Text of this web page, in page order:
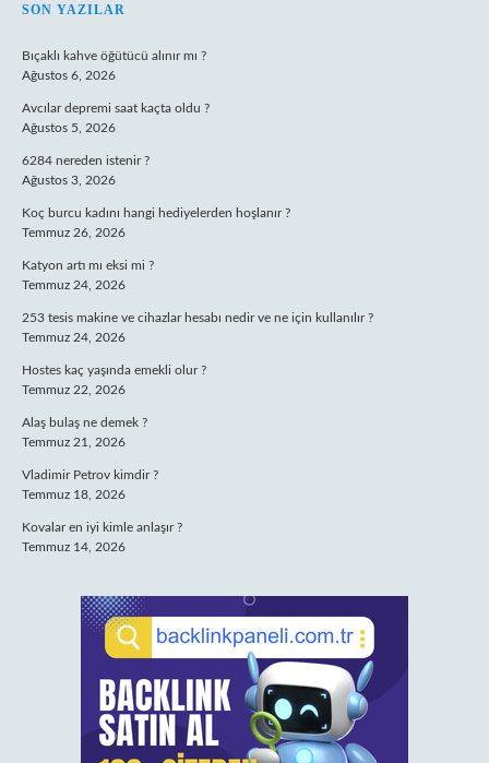
SIDEBAR
SON YAZILAR
Bıçaklı kahve öğütücü alınır mı ?
Ağustos 6, 2026
Avcılar depremi saat kaçta oldu ?
Ağustos 5, 2026
6284 nereden istenir ?
Ağustos 3, 2026
Koç burcu kadını hangi hediyelerden hoşlanır ?
Temmuz 26, 2026
Katyon artı mı eksi mi ?
Temmuz 24, 2026
253 tesis makine ve cihazlar hesabı nedir ve ne için kullanılır ?
Temmuz 24, 2026
Hostes kaç yaşında emekli olur ?
Temmuz 22, 2026
Alaş bulaş ne demek ?
Temmuz 21, 2026
Vladimir Petrov kimdir ?
Temmuz 18, 2026
Kovalar en iyi kimle anlaşır ?
Temmuz 14, 2026